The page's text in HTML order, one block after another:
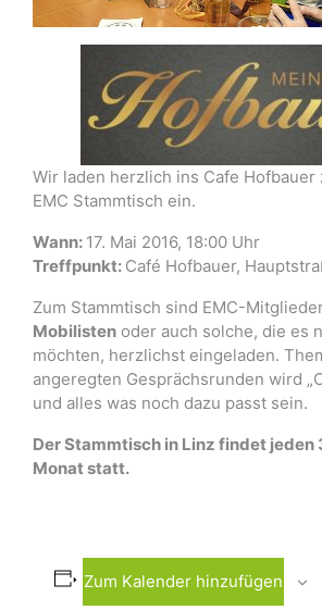
Wir laden herzlich ins Cafe Hofbauer
EMC Stammtisch ein.
Wann: 17. Mai 2016, 18:00 Uhr
Treffpunkt: Café Hofbauer,
Zum Stammtisch sind EMC-
Mobilisten oder auch solche, die es
möchten, herzlichst eingeladen.
angeregten Gesprächsrunden wird
und alles was noch dazu passt sein.
Der Stammtisch in Linz findet jeden
Monat statt.
Zum Kalender hinzufügen